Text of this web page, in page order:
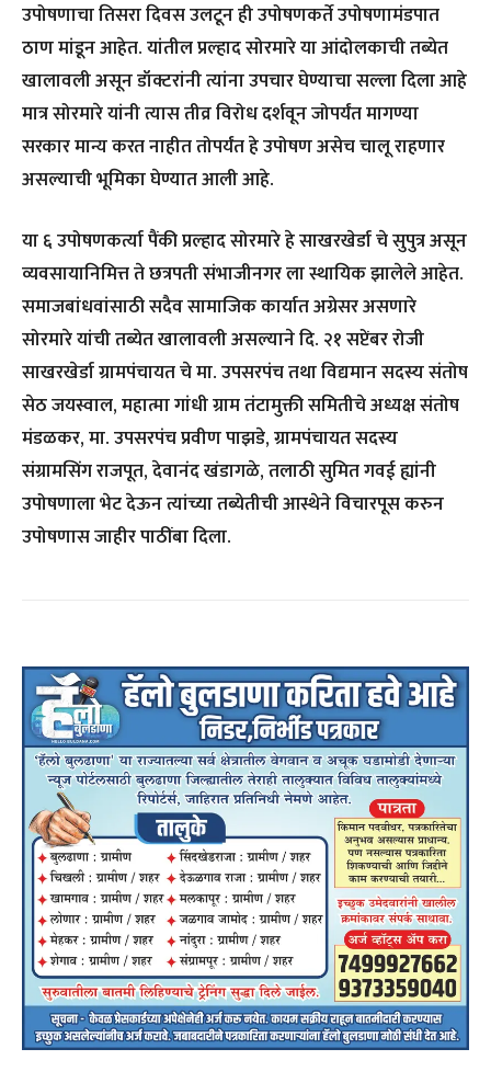
उपोषणाचा तिसरा दिवस उलटून ही उपोषणकर्ते उपोषणामंडपात
ठाण मांडून आहेत. यांतील प्रल्हाद सोरमारे या आंदोलकाची तब्येत
खालावली असून डॉक्टरांनी त्यांना उपचार घेण्याचा सल्ला दिला आहे
मात्र सोरमारे यांनी त्यास तीव्र विरोध दर्शवून जोपर्यंत मागण्या
सरकार मान्य करत नाहीत तोपर्यंत हे उपोषण असेच चालू राहणार
असल्याची भूमिका घेण्यात आली आहे.
या ६ उपोषणकर्त्या पैंकी प्रल्हाद सोरमारे हे साखरखेर्डा चे सुपुत्र असून
व्यवसायानिमित्त ते छत्रपती संभाजीनगर ला स्थायिक झालेले आहेत.
समाजबांधवांसाठी सदैव सामाजिक कार्यात अग्रेसर असणारे
सोरमारे यांची तब्येत खालावली असल्याने दि. २१ सप्टेंबर रोजी
साखरखेर्डा ग्रामपंचायत चे मा. उपसरपंच तथा विद्यमान सदस्य संतोष
सेठ जयस्वाल, महात्मा गांधी ग्राम तंटामुक्ती समितीचे अध्यक्ष संतोष
मंडळकर, मा. उपसरपंच प्रवीण पाझडे, ग्रामपंचायत सदस्य
संग्रामसिंग राजपूत, देवानंद खंडागळे, तलाठी सुमित गवई ह्यांनी
उपोषणाला भेट देऊन त्यांच्या तब्येतीची आस्थेने विचारपूस करुन
उपोषणास जाहीर पाठींबा दिला.